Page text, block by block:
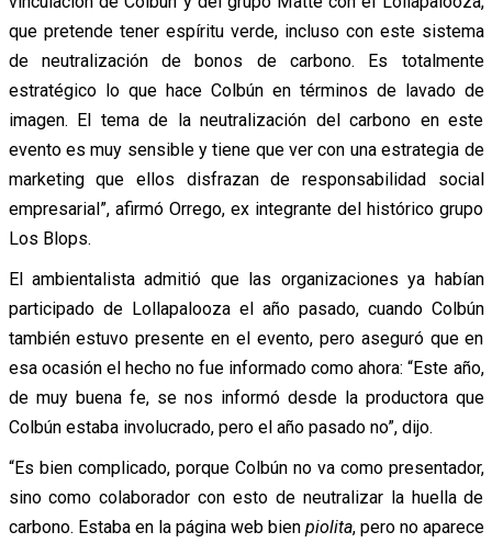
que pretende tener espíritu verde, incluso con este sistema
de neutralización de bonos de carbono. Es totalmente
estratégico lo que hace Colbún en términos de lavado de
imagen. El tema de la neutralización del carbono en este
evento es muy sensible y tiene que ver con una estrategia de
marketing que ellos disfrazan de responsabilidad social
empresarial”, afirmó Orrego, ex integrante del histórico grupo
Los Blops.
El ambientalista admitió que las organizaciones ya habían
participado de Lollapalooza el año pasado, cuando Colbún
también estuvo presente en el evento, pero aseguró que en
esa ocasión el hecho no fue informado como ahora: “Este año,
de muy buena fe, se nos informó desde la productora que
Colbún estaba involucrado, pero el año pasado no”, dijo.
“Es bien complicado, porque Colbún no va como presentador,
sino como colaborador con esto de neutralizar la huella de
carbono. Estaba en la página web bien piolita, pero no aparece